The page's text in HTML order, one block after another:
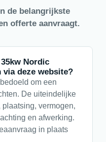
de belangrijkste
offerte aanvraagt.
Nordic
deze website?
om een
De uiteindelijke
plaatsing, vermogen,
en afwerking.
in plaats